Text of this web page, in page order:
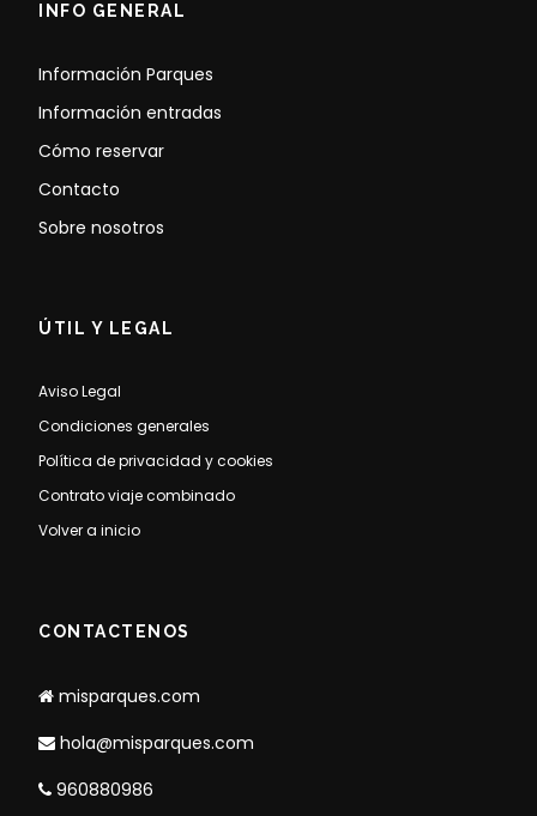
INFO GENERAL
Información Parques
Información entradas
Cómo reservar
Contacto
Sobre nosotros
ÚTIL Y LEGAL
Aviso Legal
Condiciones generales
Política de privacidad y cookies
Contrato viaje combinado
Volver a inicio
CONTACTENOS
misparques.com
hola@misparques.com
960880986